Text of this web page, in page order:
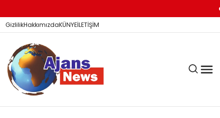
GizlilikHakkımızdaKÜNYEİLETİŞİM